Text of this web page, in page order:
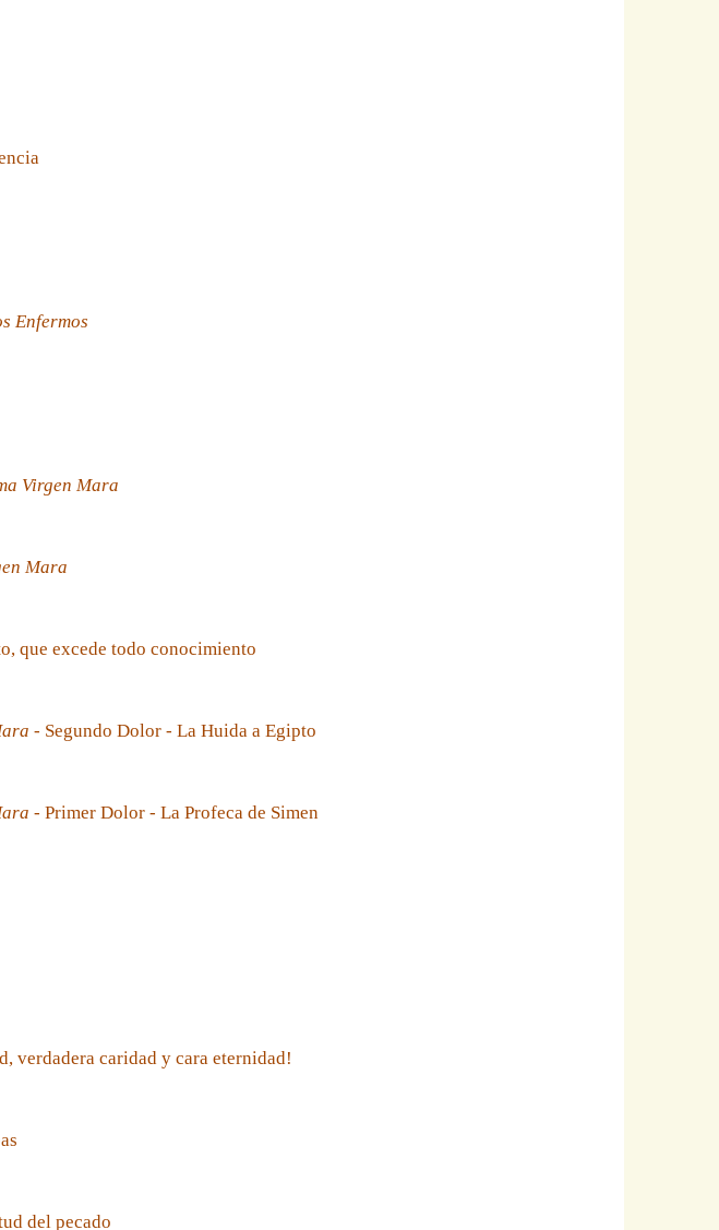
Enfermos
Virgen Mara
Mara
que excede todo conocimiento
- Segundo Dolor - La Huida a Egipto
- Primer Dolor - La Profeca de Simen
verdadera caridad y cara eternidad!
del pecado